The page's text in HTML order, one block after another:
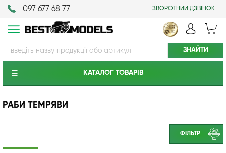
097 677 68 77 ЗВОРОТНИЙ ДЗВІНОК
КАТАЛОГ ТОВАРIВ
РАБИ ТЕМРЯВИ
ФІЛЬТР